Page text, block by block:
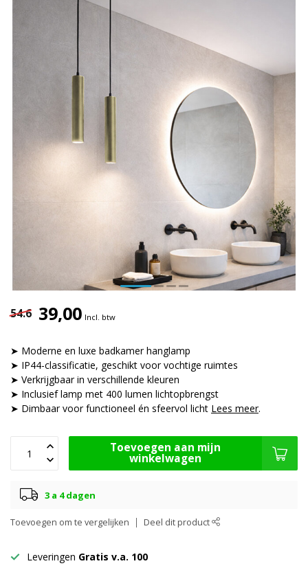
54.6 39,00 Incl. btw
➤ Moderne en luxe badkamer hanglamp
➤ IP44-classificatie, geschikt voor vochtige ruimtes
➤ Verkrijgbaar in verschillende kleuren
➤ Inclusief lamp met 400 lumen lichtopbrengst
➤ Dimbaar voor functioneel én sfeervol licht Lees meer.
Toevoegen aan mijn
winkelwagen
3 a 4 dagen
Toevoegen om te vergelijken Deel dit product
Leveringen Gratis v.a. 100